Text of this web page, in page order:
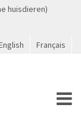
huisdieren)
Français